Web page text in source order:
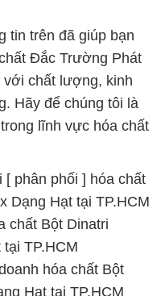
tin trên đã giúp bạn
Đắc Trường Phát
với chất lượng, kinh
Hãy để chúng tôi là
lĩnh vực hóa chất
phân phối ] hóa chất
Dạng Hạt tại TP.HCM
chất Bột Dinatri
TP.HCM
hóa chất Bột
Hạt tại TP.HCM